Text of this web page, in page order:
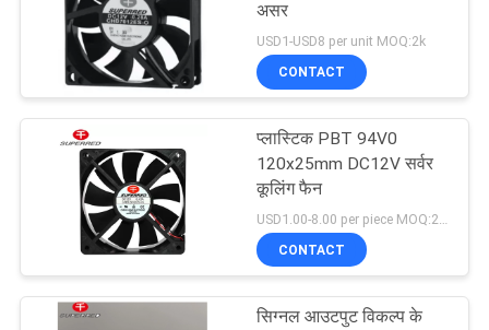
कारखाना
भ्रमण
गुणवत्ता
नियंत्रण
संपर्क
असर
USD1-USD8 per unit MOQ:2k
CONTACT
प्लास्टिक PBT 94V0
120x25mm DC12V सर्वर
कूलिंग फैन
CONTACT
सिग्नल आउटपुट विकल्प के